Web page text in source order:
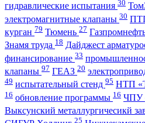
гидравлические испытания 30
электромагнитные клапаны 30
курган 79 Тюмень 27
Знамя труда 18 Дайджест
финансирование 33
клапаны 97 ГЕАЗ 20
49 испытательный стенд 95 НТП
16 обновление программы 16 ЧПУ
Выксунский металлургичесикй
25